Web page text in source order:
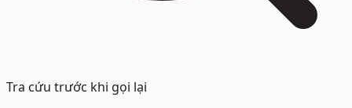
Tra cứu trước khi gọi lại